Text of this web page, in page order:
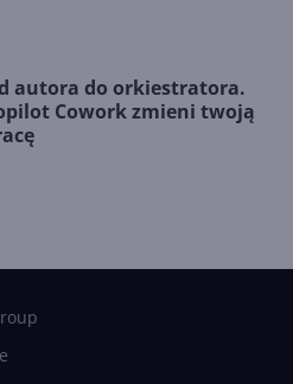
autora do orkiestratora.
Cowork zmieni twoją